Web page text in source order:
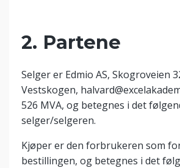
2. Partene
Selger er Edmio AS, Skogroveien
Vestskogen,
526 MVA, og betegnes i det
selger/selgeren.
Kjøper er den forbrukeren som
bestillingen, og betegnes i det